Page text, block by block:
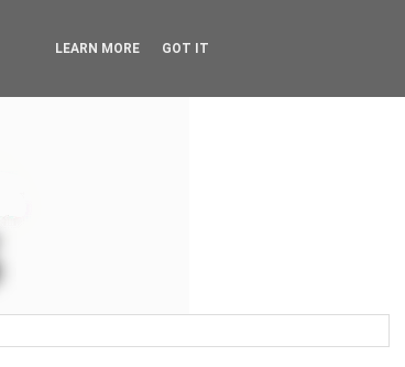
LEARN MORE GOT IT